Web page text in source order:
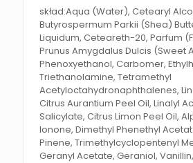
skład:Aqua (Water), Cetearyl
Butyrospermum Parkii (Shea)
Liquidum, Ceteareth-20, Parfum
Prunus Amygdalus Dulcis (Sweet
Phenoxyethanol, Carbomer,
Triethanolamine, Tetramethyl
Acetyloctahydronaphthalenes,
Citrus Aurantium Peel Oil, Linalyl
Salicylate, Citrus Limon Peel Oil,
Ionone, Dimethyl Phenethyl
Pinene, Trimethylcyclopentenyl
Geranyl Acetate, Geraniol,